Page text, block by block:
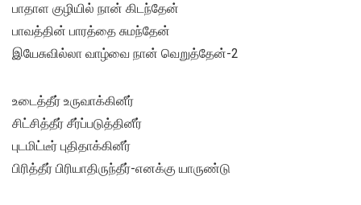
பாதாள குழியில் நான் கிடந்தேன்
பாவத்தின் பாரத்தை சுமந்தேன்
இயேசுவில்லா வாழ்வை நான் வெறுத்தேன்-2
உடைத்தீர் உருவாக்கினீர்
சிட்சித்தீர் சீர்ப்படுத்தினீர்
புடமிட்டீர் புதிதாக்கினீர்
பிரித்தீர் பிரியாதிருந்தீர்-எனக்கு யாருண்டு